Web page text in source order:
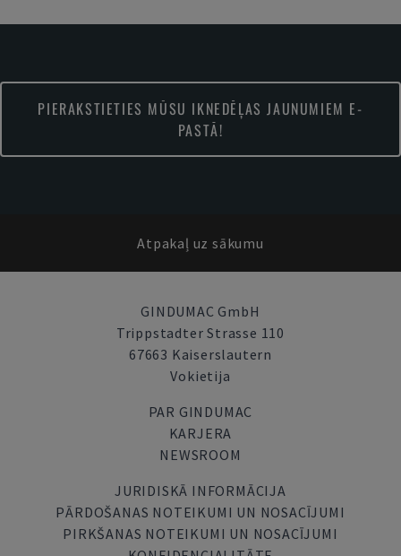
PIERAKSTIETIES MŪSU IKNEDĒĻAS JAUNUMIEM E-
PASTĀ!
Atpakaļ uz sākumu
GINDUMAC GmbH
Trippstadter Strasse 110
67663 Kaiserslautern
Vokietija
PAR GINDUMAC
KARJERA
NEWSROOM
JURIDISKĀ INFORMĀCIJA
PĀRDOŠANAS NOTEIKUMI UN NOSACĪJUMI
PIRKŠANAS NOTEIKUMI UN NOSACĪJUMI